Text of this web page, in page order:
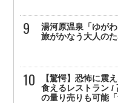
湯河原温泉「ゆが
旅がかなう大人の
【驚愕】恐怖に震
食えるレストラン /
の量り売りも可能